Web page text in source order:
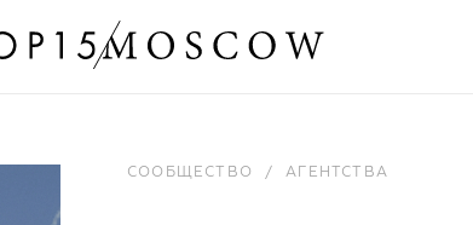
СООБЩЕСТВО / АГЕНТСТВА